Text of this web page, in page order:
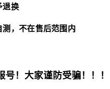
退换
，不在售后范围内
！大家谨防受骗！！！